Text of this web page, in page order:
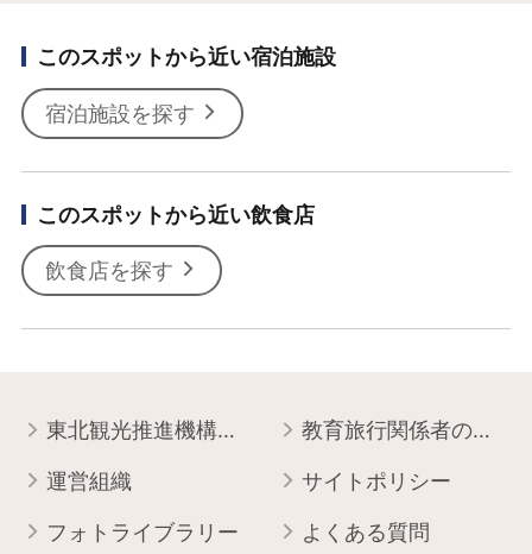
このスポットから近い宿泊施設
宿泊施設を探す
このスポットから近い飲食店
飲食店を探す
東北観光推進機構について 教育旅行関係者の皆様へ
運営組織 サイトポリシー
フォトライブラリー よくある質問